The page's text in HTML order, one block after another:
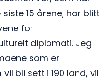
15 årene, har blitt
for
diplomati. Jeg
som er
bli sett i 190 land, vil